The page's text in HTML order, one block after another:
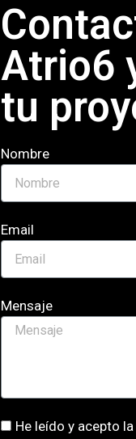
Atrio6
tu
Nombre
Email
Mensaje
He leído y acepto la